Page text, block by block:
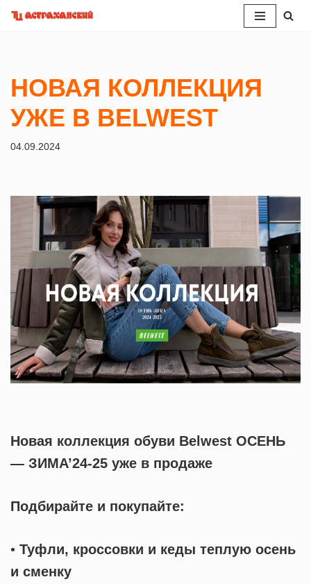
НОВАЯ КОЛЛЕКЦИЯ
УЖЕ В BELWEST
04.09.2024
Новая коллекция обуви Belwest ОСЕНЬ
— ЗИМА’24-25 уже в продаже
Подбирайте и покупайте:
• Туфли, кроссовки и кеды теплую осень
и сменку